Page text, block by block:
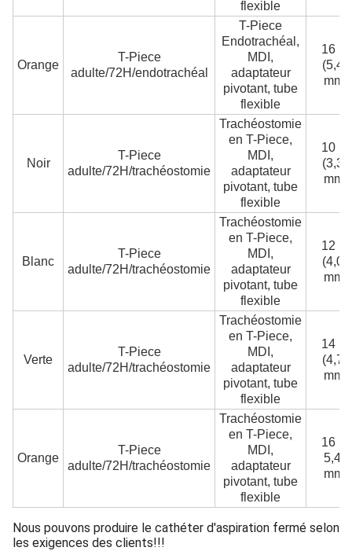
flexible
Orange
T-Piece
adulte/72H/endotrachéal
T-Piece
Endotrachéal,
MDI,
adaptateur
pivotant, tube
flexible
16 Fr
(5,45
mm)
Noir
T-Piece
adulte/72H/trachéostomie
Trachéostomie
en T-Piece,
MDI,
adaptateur
pivotant, tube
flexible
10 Fr
(3,35
mm)
Blanc
T-Piece
adulte/72H/trachéostomie
Trachéostomie
en T-Piece,
MDI,
adaptateur
pivotant, tube
flexible
12 Fr
(4,05
mm)
Verte
T-Piece
adulte/72H/trachéostomie
Trachéostomie
en T-Piece,
MDI,
adaptateur
pivotant, tube
flexible
14 Fr
(4,75
mm)
Orange
T-Piece
adulte/72H/trachéostomie
Trachéostomie
en T-Piece,
MDI,
adaptateur
pivotant, tube
flexible
16 Fr
5,45
mm)
Nous pouvons produire le cathéter d'aspiration fermé selon
les exigences des clients!!!